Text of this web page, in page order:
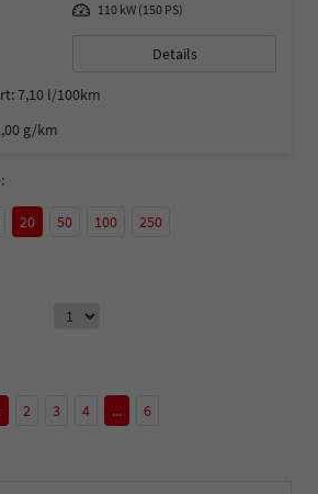
Leistung 110 kW (150 PS)
Details
7,10 l/100km
g/km
20 50 100 250
2 3 4 ... 6